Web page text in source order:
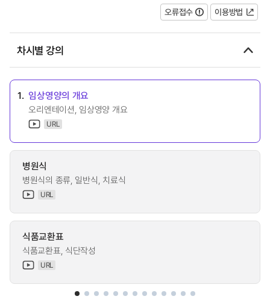
오류접수 이용방법
차시별 강의
1. 임상영양의 개요
오리엔테이션, 임상영양 개요
URL
병원식
병원식의 종류, 일반식, 치료식
URL
식품교환표
식품교환표, 식단작성
URL